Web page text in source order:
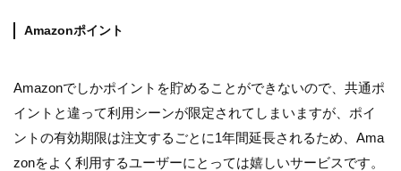
Amazonポイント
Amazonでしかポイントを貯めることができないので、共通ポ
イントと違って利用シーンが限定されてしまいますが、ポイ
ントの有効期限は注文するごとに1年間延長されるため、Ama
zonをよく利用するユーザーにとっては嬉しいサービスです。